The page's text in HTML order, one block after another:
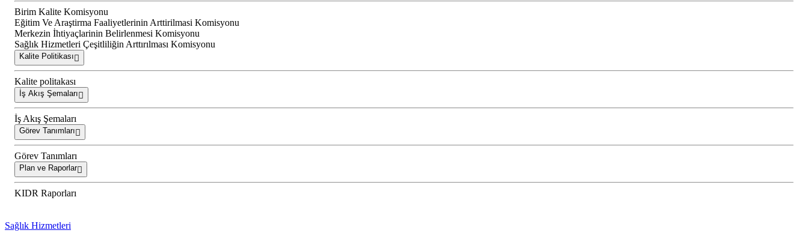
Birim Kalite Komisyonu
Eğitim Ve Araştirma Faaliyetlerinin Arttirilmasi Komisyonu
Merkezin İhtiyaçlarinin Belirlenmesi Komisyonu
Sağlık Hizmetleri Çeşitliliğin Arttırılması Komisyonu
Kalite Politikası
Kalite politakası
İş Akış Şemaları
İş Akış Şemaları
Görev Tanımları
Görev Tanımları
Plan ve Raporlar
KIDR Raporları
Sağlık Hizmetleri